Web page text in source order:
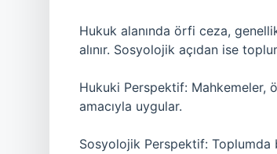
Hukuk alanında örfi ceza,
alınır. Sosyolojik açıdan ise
Hukuki Perspektif: Mahkemeler,
amacıyla uygular.
Sosyolojik Perspektif: Toplumda